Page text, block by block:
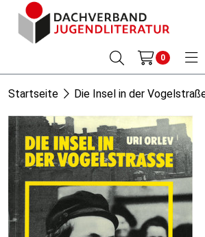
0
Startseite Die Insel in der